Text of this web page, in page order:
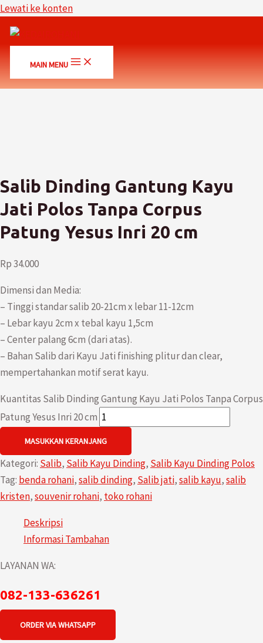
Lewati ke konten
MAIN MENU
Salib Dinding Gantung Kayu
Jati Polos Tanpa Corpus
Patung Yesus Inri 20 cm
Rp34.000
Dimensi dan Media:
– Tinggi standar salib 20-21cm x lebar 11-12cm
– Lebar kayu 2cm x tebal kayu 1,5cm
– Center palang 6cm (dari atas).
– Bahan Salib dari Kayu Jati finishing plitur dan clear,
mempertahankan motif serat kayu.
Kuantitas Salib Dinding Gantung Kayu Jati Polos Tanpa Corpus
Patung Yesus Inri 20 cm
MASUKKAN KERANJANG
Kategori: Salib, Salib Kayu Dinding, Salib Kayu Dinding Polos
Tag: benda rohani,salib dinding, Salib jati,salib kayu,salib
kristen,souvenir rohani, toko rohani
Deskripsi
Informasi Tambahan
LAYANAN WA:
082-133-636261
ORDER VIA WHATSAPP